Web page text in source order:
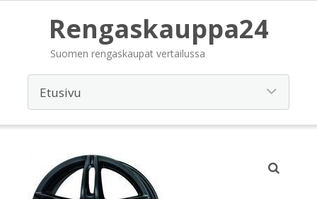
Rengaskauppa24
Suomen rengaskaupat vertailussa